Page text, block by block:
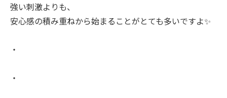
強い刺激よりも、
安心感の積み重ねから始まることがとても多いですよ✨
・
・